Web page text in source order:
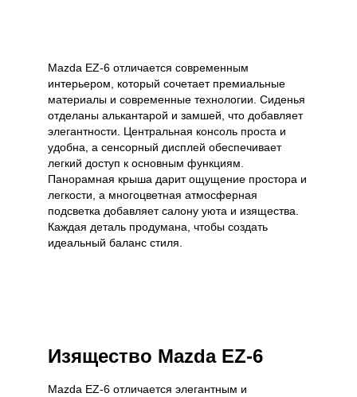
Mazda EZ-6 отличается современным
интерьером, который сочетает премиальные
материалы и современные технологии. Сиденья
отделаны алькантарой и замшей, что добавляет
элегантности. Центральная консоль проста и
удобна, а сенсорный дисплей обеспечивает
легкий доступ к основным функциям.
Панорамная крыша дарит ощущение простора и
легкости, а многоцветная атмосферная
подсветка добавляет салону уюта и изящества.
Каждая деталь продумана, чтобы создать
идеальный баланс стиля.
Изящество Mazda EZ-6
Mazda EZ-6 отличается элегантным и